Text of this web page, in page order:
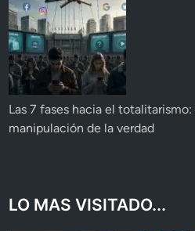
Las 7 fases hacia el
manipulación de la verdad
LO MAS VISITADO...